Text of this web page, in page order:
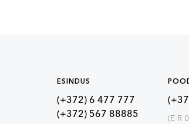
(E-R
ESINDUS
(+372) 6 477 777
(+372) 567 88885